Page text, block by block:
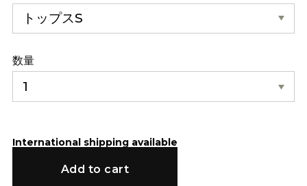
数量
International shipping available
Add to cart